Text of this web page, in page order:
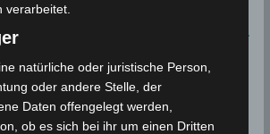
verarbeitet.
natürliche oder juristische Person,
oder andere Stelle, der
Daten offengelegt werden,
ob es sich bei ihr um einen Dritten